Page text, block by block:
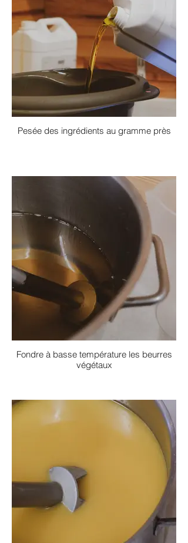
Pesée des ingrédients au gramme près
Fondre à basse température les beurres
végétaux